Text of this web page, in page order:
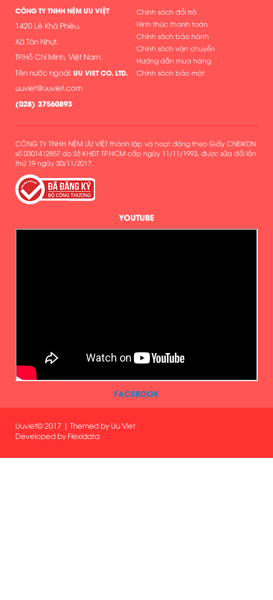
CÔNG TY TNHH NỆM ƯU VIỆT
1420 Lê Khả Phiêu,
Xã Tân Nhựt,
TP.Hồ Chí Minh, Việt Nam.
Tên nước ngoài: UU VIET CO. LTD.
uuviet@uuviet.com
(028) 37560893
Chính sách đổi trả
Hình thức thanh toán
Chính sách bảo hành
Chính sách vận chuyển
Hướng dẫn mua hàng
Chính sách bảo mật
CÔNG TY TNHH NỆM ƯU VIỆT thành lập và hoạt động theo Giấy CNĐKDN
số 0301412857 do Sở KHĐT TP.HCM cấp ngày 11/11/1993, được sửa đổi lần
thứ 19 ngày 30/11/2017.
YOUTUBE
FACEBOOK
Uuviet© 2017 | Themed by Uu Viet
Developed byFlexidata